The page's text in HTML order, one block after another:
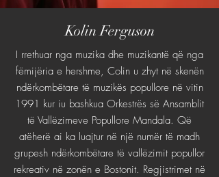
Kolin Ferguson
I rrethuar nga muzika dhe muzikantë që nga
fëmijëria e hershme, Colin u zhyt në skenën
ndërkombëtare të muzikës popullore në vitin
1991 kur iu bashkua Orkestrës së Ansamblit
të Vallëzimeve Popullore Mandala. Që
atëherë ai ka luajtur në një numër të madh
grupesh ndërkombëtare të vallëzimit popullor
rekreativ në zonën e Bostonit. Regjistrimet në